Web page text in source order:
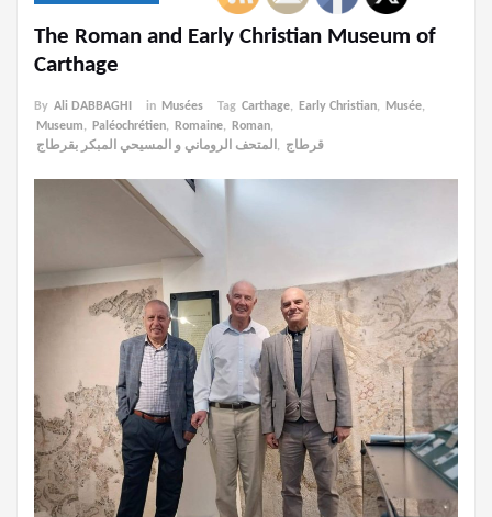
The Roman and Early Christian Museum of
Carthage
By Ali DABBAGHI in Musées Tag Carthage, Early Christian, Musée,
Museum, Paléochrétien, Romaine, Roman,
المتحف الروماني و المسيحي المبكر بقرطاج , قرطاج